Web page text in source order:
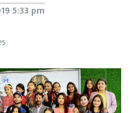
5:33 pm